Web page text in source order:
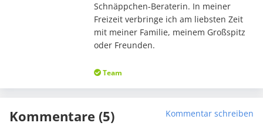
Schnäppchen-Beraterin. In meiner
Freizeit verbringe ich am liebsten Zeit
mit meiner Familie, meinem Großspitz
oder Freunden.
Team
Kommentare (5) Kommentar schreiben